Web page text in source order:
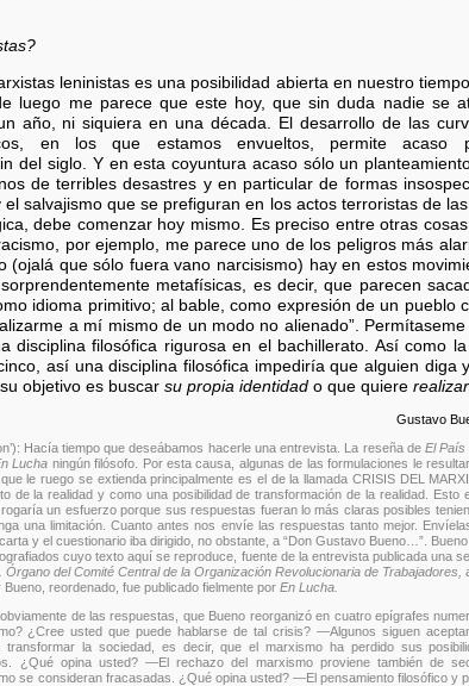
leninistas es una posibilidad abierta en nuestro
luego me parece que este hoy, que sin duda nadie se
año, ni siquiera en una década. El desarrollo de las
en los que estamos envueltos, permite acaso
del siglo. Y en esta coyuntura acaso sólo un
de terribles desastres y en particular de formas
salvajismo que se prefiguran en los actos terroristas de
debe comenzar hoy mismo. Es preciso entre otras
por ejemplo, me parece uno de los peligros más
que sólo fuera vano narcisismo) hay en estos
metafísicas, es decir, que parecen
idioma primitivo; al bable, como expresión de un pueblo
a mí mismo de un modo no alienado”.
filosófica rigurosa en el bachillerato. Así como la
así una disciplina filosófica impediría que alguien diga
objetivo es buscar su propia identidad o que quiere
Gustavo
Hacía tiempo que deseábamos hacerle una entrevista. La reseña de El País
Lucha ningún filósofo. Por esta causa, algunas de las formulaciones le
le ruego se extienda principalmente es el de la llamada CRISIS DEL
de la realidad y como una posibilidad de transformación de la realidad. Esto
un esfuerzo porque sus respuestas fueran lo más claras posibles
una limitación. Cuanto antes nos envíe las respuestas tanto mejor.
y el cuestionario iba dirigido, no obstante, a “Don Gustavo Bueno…”.
cuyo texto aquí se reproduce, fuente de la entrevista publicada una
Órgano del Comité Central de la Organización Revolucionaria de Trabajadores,
reordenado, fue publicado fielmente por En Lucha.
de las respuestas, que Bueno reorganizó en cuatro epígrafes
¿Cree usted que puede hablarse de tal crisis? —Algunos siguen
la sociedad, es decir, que el marxismo ha perdido sus
¿Qué opina usted? —El rechazo del marxismo proviene también de
se consideran fracasadas. ¿Qué opina usted? —El pensamiento filosófico y